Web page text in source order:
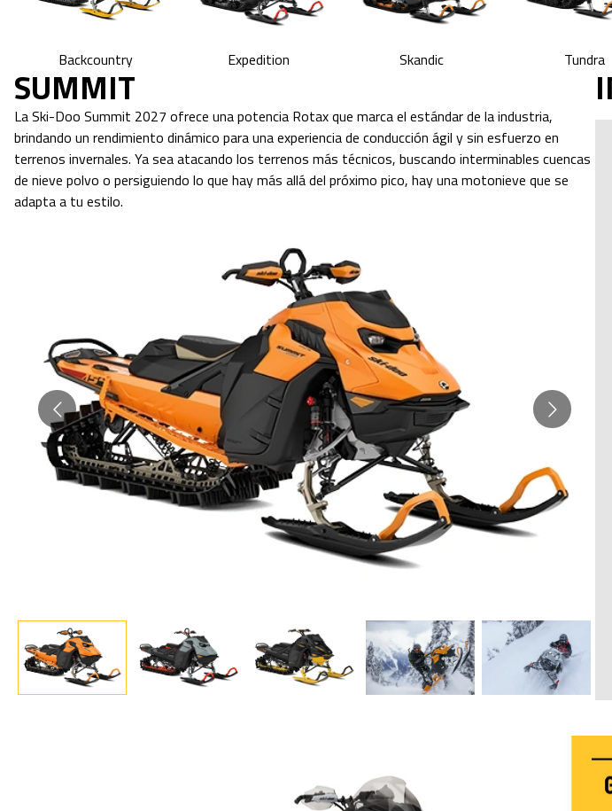
Backcountry Expedition Skandic Tundra
SUMMIT
La Ski-Doo Summit 2027 ofrece una potencia Rotax que marca el estándar de la industria,
brindando un rendimiento dinámico para una experiencia de conducción ágil y sin esfuerzo en
terrenos invernales. Ya sea atacando los terrenos más técnicos, buscando interminables cuencas
de nieve polvo o persiguiendo lo que hay más allá del próximo pico, hay una motonieve que se
adapta a tu estilo.